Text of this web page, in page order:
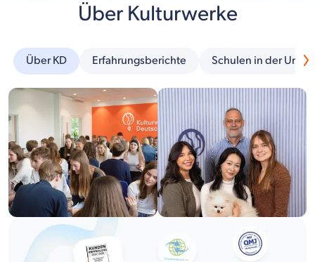
Über Kulturwerke
Über KD Erfahrungsberichte Schulen in der